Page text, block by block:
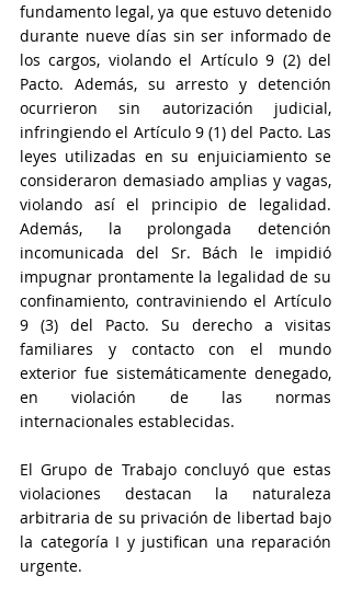
fundamento legal, ya que estuvo detenido
durante nueve días sin ser informado de
los cargos, violando el Artículo 9 (2) del
Pacto. Además, su arresto y detención
ocurrieron sin autorización judicial,
infringiendo el Artículo 9 (1) del Pacto. Las
leyes utilizadas en su enjuiciamiento se
consideraron demasiado amplias y vagas,
violando así el principio de legalidad.
Además, la prolongada detención
incomunicada del Sr. Bách le impidió
impugnar prontamente la legalidad de su
confinamiento, contraviniendo el Artículo
9 (3) del Pacto. Su derecho a visitas
familiares y contacto con el mundo
exterior fue sistemáticamente denegado,
en violación de las normas
internacionales establecidas.
El Grupo de Trabajo concluyó que estas
violaciones destacan la naturaleza
arbitraria de su privación de libertad bajo
la categoría I y justifican una reparación
urgente.